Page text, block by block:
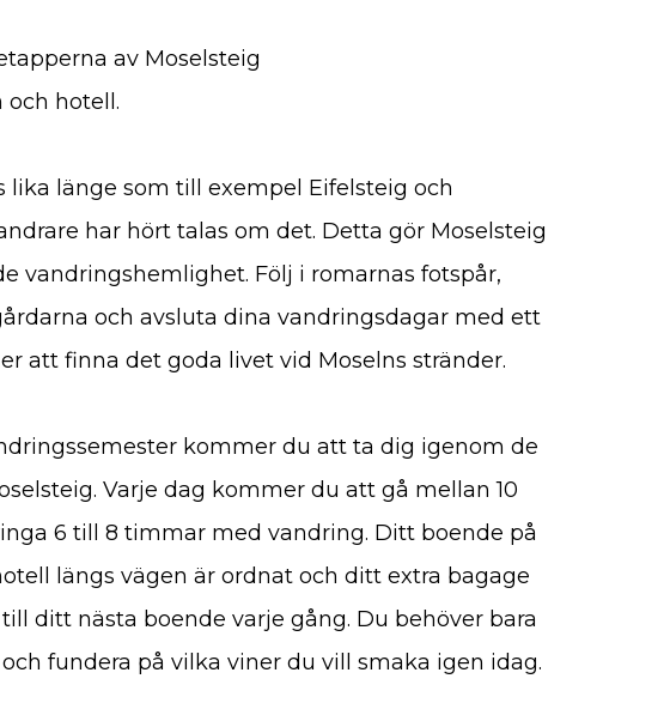
av Moselsteig
och hotell.
lika länge som till exempel Eifelsteig och
har hört talas om det. Detta gör Moselsteig
vandringshemlighet. Följ i romarnas fotspår,
och avsluta dina vandringsdagar med ett
att finna det goda livet vid Moselns stränder.
kommer du att ta dig igenom de
Varje dag kommer du att gå mellan 10
6 till 8 timmar med vandring. Ditt boende på
längs vägen är ordnat och ditt extra bagage
ditt nästa boende varje gång. Du behöver bara
fundera på vilka viner du vill smaka igen idag.